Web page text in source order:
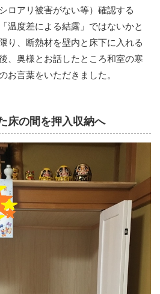
ロアリ被害がない等）確認する
温度差による結露」ではないかと
り、断熱材を壁内と床下に入れる
、奥様とお話したところ和室の寒
お言葉をいただきました。
床の間を押入収納へ